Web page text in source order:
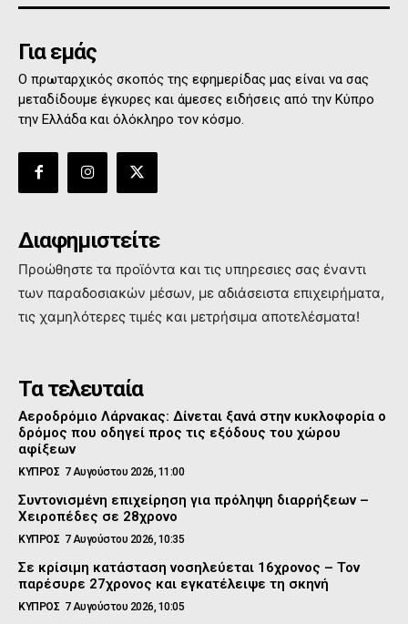
Για εμάς
Ο πρωταρχικός σκοπός της εφημερίδας μας είναι να σας
μεταδίδουμε έγκυρες και άμεσες ειδήσεις από την Κύπρο
την Ελλάδα και όλόκληρο τον κόσμο.
Διαφημιστείτε
Προώθηστε τα προϊόντα και τις υπηρεσιες σας έναντι
των παραδοσιακών μέσων, με αδιάσειστα επιχειρήματα,
τις χαμηλότερες τιμές και μετρήσιμα αποτελέσματα!
Τα τελευταία
Αεροδρόμιο Λάρνακας: Δίνεται ξανά στην κυκλοφορία ο
δρόμος που οδηγεί προς τις εξόδους του χώρου
αφίξεων
ΚΥΠΡΟΣ 7 Αυγούστου 2026, 11:00
Συντονισμένη επιχείρηση για πρόληψη διαρρήξεων –
Χειροπέδες σε 28χρονο
ΚΥΠΡΟΣ 7 Αυγούστου 2026, 10:35
Σε κρίσιμη κατάσταση νοσηλεύεται 16χρονος – Τον
παρέσυρε 27χρονος και εγκατέλειψε τη σκηνή
ΚΥΠΡΟΣ 7 Αυγούστου 2026, 10:05